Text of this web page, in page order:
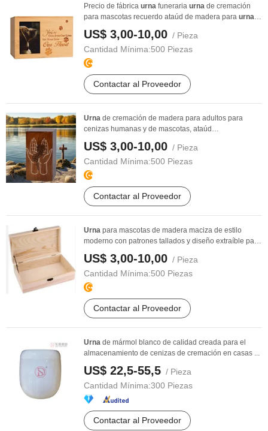
Precio de fábrica urna funeraria urna de cremación
para mascotas recuerdo ataúd de madera para urnas
US$ 3,00-10,00 / Pieza
Cantidad Mínima:500 Piezas
Contactar al Proveedor
Urna de cremación de madera para adultos para
cenizas humanas y de mascotas, ataúd
conmemorativo ...
US$ 3,00-10,00 / Pieza
Cantidad Mínima:500 Piezas
Contactar al Proveedor
Urna para mascotas de madera maciza de estilo
moderno con patrones tallados y diseño extraíble para
US$ 3,00-10,00 / Pieza
Cantidad Mínima:500 Piezas
Contactar al Proveedor
Urna de mármol blanco de calidad creada para el
almacenamiento de cenizas de cremación en casas ...
US$ 22,5-55,5 / Pieza
Cantidad Mínima:300 Piezas
Contactar al Proveedor